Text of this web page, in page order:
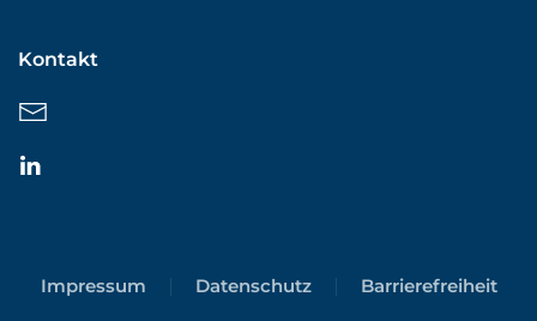
Kontakt
Impressum Datenschutz Barrierefreiheit